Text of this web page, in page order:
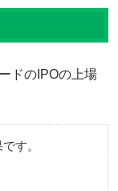
ドのIPOの上場
す。